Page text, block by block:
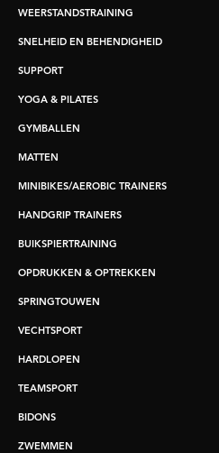
WEERSTANDSTRAINING
SNELHEID EN BEHENDIGHEID
SUPPORT
YOGA & PILATES
GYMBALLEN
MATTEN
MINIBIKES/AEROBIC TRAINERS
HANDGRIP TRAINERS
BUIKSPIERTRAINING
OPDRUKKEN & OPTREKKEN
SPRINGTOUWEN
VECHTSPORT
HARDLOPEN
TEAMSPORT
BIDONS
ZWEMMEN